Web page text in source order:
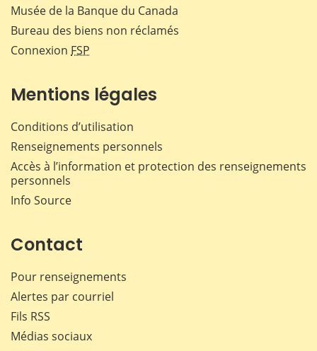
Musée de la Banque du Canada
Bureau des biens non réclamés
Connexion FSP
Mentions légales
Conditions d’utilisation
Renseignements personnels
Accès à l’information et protection des renseignements
personnels
Info Source
Contact
Pour renseignements
Alertes par courriel
Fils RSS
Médias sociaux